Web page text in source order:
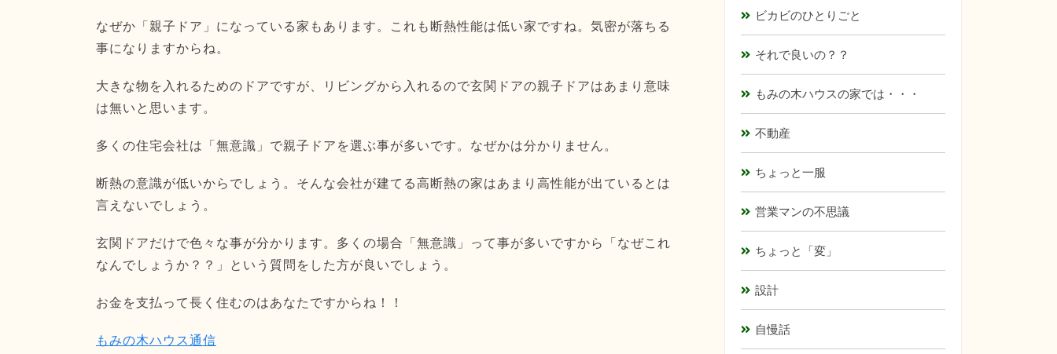
なぜか「親子ドア」になっている家もあります。これも断熱性能は低い家ですね。気密が落ちる
事になりますからね。
大きな物を入れるためのドアですが、リビングから入れるので玄関ドアの親子ドアはあまり意味
は無いと思います。
多くの住宅会社は「無意識」で親子ドアを選ぶ事が多いです。なぜかは分かりません。
断熱の意識が低いからでしょう。そんな会社が建てる高断熱の家はあまり高性能が出ているとは
言えないでしょう。
玄関ドアだけで色々な事が分かります。多くの場合「無意識」って事が多いですから「なぜこれ
なんでしょうか？？」という質問をした方が良いでしょう。
お金を支払って長く住むのはあなたですからね！！
もみの木ハウス通信
ビカビのひとりごと
それで良いの？？
もみの木ハウスの家では・・・
不動産
ちょっと一服
営業マンの不思議
ちょっと「変」
設計
自慢話